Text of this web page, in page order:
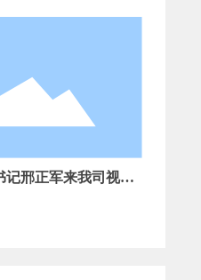
记邢正军来我司视察